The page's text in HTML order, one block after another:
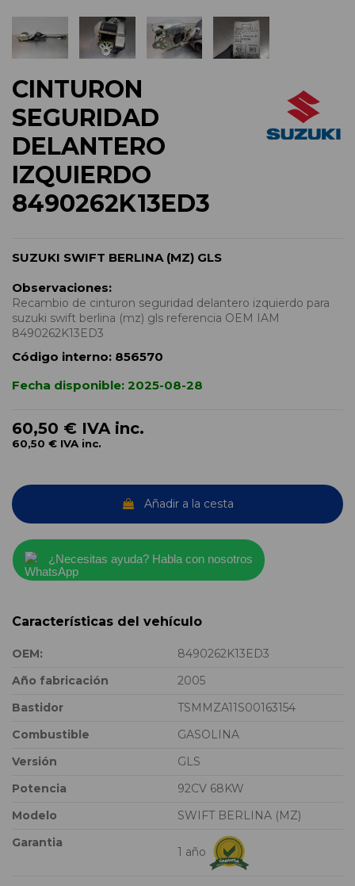
CINTURON
SEGURIDAD
DELANTERO
IZQUIERDO
8490262K13ED3
SUZUKI SWIFT BERLINA (MZ) GLS
Observaciones:
Recambio de cinturon seguridad delantero izquierdo para
suzuki swift berlina (mz) gls referencia OEM IAM
8490262K13ED3
Código interno: 856570
Fecha disponible: 2025-08-28
60,50 € IVA inc.
60,50 € IVA inc.
Añadir a la cesta
¿Necesitas ayuda? Habla con nosotros
Características del vehículo
OEM:
8490262K13ED3
Año fabricación
2005
Bastidor
TSMMZA11S00163154
Combustible
GASOLINA
Versión
GLS
Potencia
92CV 68KW
Modelo
SWIFT BERLINA (MZ)
Garantia
1 año